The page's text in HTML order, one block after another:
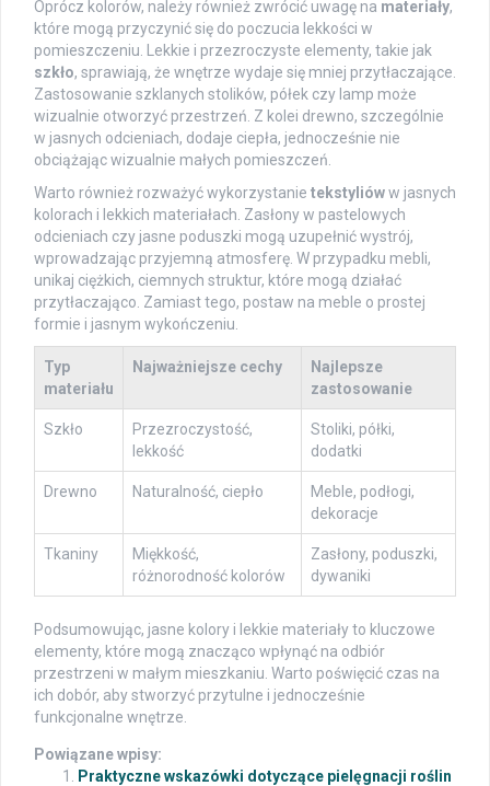
Oprócz kolorów, należy również zwrócić uwagę na materiały,
które mogą przyczynić się do poczucia lekkości w
pomieszczeniu. Lekkie i przezroczyste elementy, takie jak
szkło, sprawiają, że wnętrze wydaje się mniej przytłaczające.
Zastosowanie szklanych stolików, półek czy lamp może
wizualnie otworzyć przestrzeń. Z kolei drewno, szczególnie
w jasnych odcieniach, dodaje ciepła, jednocześnie nie
obciążając wizualnie małych pomieszczeń.
Warto również rozważyć wykorzystanie tekstylióww jasnych
kolorach i lekkich materiałach. Zasłony w pastelowych
odcieniach czy jasne poduszki mogą uzupełnić wystrój,
wprowadzając przyjemną atmosferę. W przypadku mebli,
unikaj ciężkich, ciemnych struktur, które mogą działać
przytłaczająco. Zamiast tego, postaw na meble o prostej
formie i jasnym wykończeniu.
Typ
materiału
Najważniejsze cechy
Najlepsze
zastosowanie
Szkło
Przezroczystość,
lekkość
Stoliki, półki,
dodatki
Drewno Naturalność, ciepło
Meble, podłogi,
dekoracje
Tkaniny
Miękkość,
różnorodność kolorów
Zasłony, poduszki,
dywaniki
Podsumowując, jasne kolory i lekkie materiały to kluczowe
elementy, które mogą znacząco wpłynąć na odbiór
przestrzeni w małym mieszkaniu. Warto poświęcić czas na
ich dobór, aby stworzyć przytulne i jednocześnie
funkcjonalne wnętrze.
Powiązane wpisy:
Praktyczne wskazówki dotyczące pielęgnacji roślin